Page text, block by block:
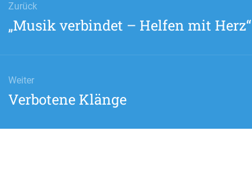
Zurück
Vorheriger
Beitrag:
„Musik verbindet – Helfen mit Herz“
Weiter
Nächster
Verbotene Klänge